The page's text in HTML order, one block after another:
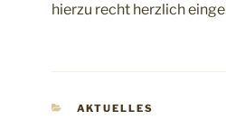
hierzu recht herzlich
KATEGORIEN
AKTUELLES